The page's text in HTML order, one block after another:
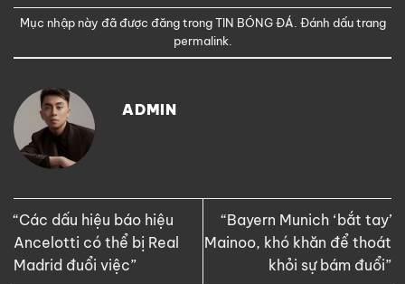
Mục nhập này đã được đăng trongTIN BÓNG ĐÁ. Đánh dấu trang
permalink.
ADMIN
“Các dấu hiệu báo hiệu
Ancelotti có thể bị Real
Madrid đuổi việc”
“Bayern Munich ‘bắt tay’
Mainoo, khó khăn để thoát
khỏi sự bám đuổi”